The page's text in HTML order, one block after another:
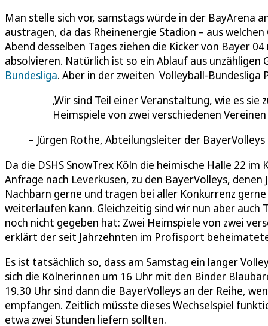
Man stelle sich vor, samstags würde in der BayArena
austragen, da das Rheinenergie Stadion – aus
Abend desselben Tages ziehen die Kicker von Bayer
absolvieren. Natürlich ist so ein Ablauf aus
Bundesliga. Aber in der zweiten Volleyball-Bundesliga
Wir sind Teil einer Veranstaltung, wie es sie
Heimspiele von zwei verschiedenen
Jürgen Rothe, Abteilungsleiter der BayerVolleys
Da die DSHS SnowTrex Köln die heimische Halle 22
Anfrage nach Leverkusen, zu den BayerVolleys,
Nachbarn gerne und tragen bei aller Konkurrenz
weiterlaufen kann. Gleichzeitig sind wir nun aber auch
noch nicht gegeben hat: Zwei Heimspiele von zwei
erklärt der seit Jahrzehnten im Profisport
Es ist tatsächlich so, dass am Samstag ein langer
sich die Kölnerinnen um 16 Uhr mit den Binder
19.30 Uhr sind dann die BayerVolleys an der Reihe,
empfangen. Zeitlich müsste dieses Wechselspiel
etwa zwei Stunden liefern sollten.